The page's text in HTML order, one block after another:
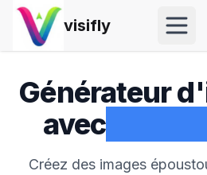
visifly Open
Générateur
avec
Créez des images